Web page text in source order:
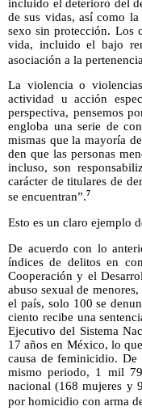
incluido el deterioro del
de sus vidas, así como
sexo sin protección. Los
vida, incluido el bajo
asociación a la
La violencia o
actividad u acción
perspectiva, pensemos
engloba una serie de
mismas que la mayoría
den que las personas
incluso, son
carácter de titulares de
se encuentran”.7
Esto es un claro ejemplo
De acuerdo con lo
índices de delitos en
Cooperación y el
abuso sexual de
el país, solo 100 se
ciento recibe una
Ejecutivo del Sistema
17 años en México, lo
causa de feminicidio.
mismo periodo, 1 mil
nacional (168 mujeres y
por homicidio con arma